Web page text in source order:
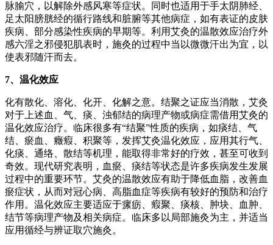
脉腧穴，以解除外感风寒等症状。同时也适用于手太阴肺经、
足太阳膀胱经的循行路线和脏腑等其他病症，如有表证的皮肤
疾病、部分感染性疾病的早期等。利用艾灸的温散效应治疗外
感六淫之邪侵犯肌表时，施灸的过程中当以微微汗出为宜，以
使表邪随汗而去。
7、温化效应
化有散化、溶化、化开、化解之意。结聚之证应当消散，艾灸
对于上述血、气、痰、浊郁结的病理产物或病症需借用艾灸的
温化效应治疗。临床很多有“结聚”性质的疾病，如痰结、气
结、瘀血、癥瘕、积聚等，发挥艾灸温化效应，应用其行气、
化痰、通络、散结等机理，能取得非常好的疗效，甚至可收到
奇效。现代研究表明，血瘀、痰结等状态是许多疾病发生发展
过程中的重要环节。艾灸的温散效应有助于降低血脂，改善血
瘀症状，从而对冠心病、高脂血症等疾病有较好的预防和治疗
作用。温化效应主要适应于瘰疬、瘕聚、痰核、肿块、血肿、
结节等病理产物及相关病症。临床多以局部施灸为主，并适当
应用循经与辨证取穴施灸。